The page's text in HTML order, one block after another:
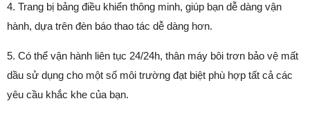
4. Trang bị bảng điều khiển thông minh, giúp bạn dễ dàng vận
hành, dựa trên đèn báo thao tác dễ dàng hơn.
5. Có thể vận hành liên tục 24/24h, thân máy bôi trơn bảo vệ mất
dầu sử dụng cho một số môi trường đạt biệt phù hợp tất cả các
yêu cầu khắc khe của bạn.